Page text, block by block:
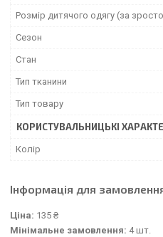
Розмір дитячого одягу (за
Сезон
Стан
Тип тканини
Тип товару
КОРИСТУВАЛЬНИЦЬКІ
Колір
Інформація для
Ціна: 135 ₴
Мінімальне замовлення: 4 шт.